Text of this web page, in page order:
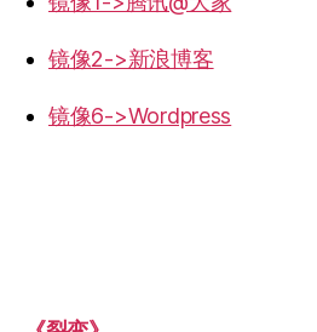
镜像2->新浪博客
镜像6->Wordpress